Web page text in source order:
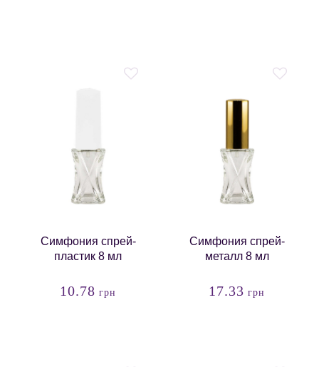
Симфония спрей-
пластик 8 мл
10.78 грн
Симфония спрей-
металл 8 мл
17.33 грн